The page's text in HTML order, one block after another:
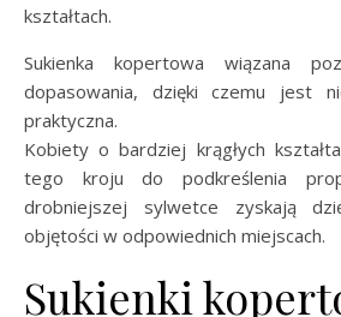
kształtach.
Sukienka kopertowa wiązana
dopasowania, dzięki czemu jest
praktyczna.
Kobiety o bardziej krągłych
tego kroju do podkreślenia
drobniejszej sylwetce zyskają
objętości w odpowiednich miejscach.
Sukienki